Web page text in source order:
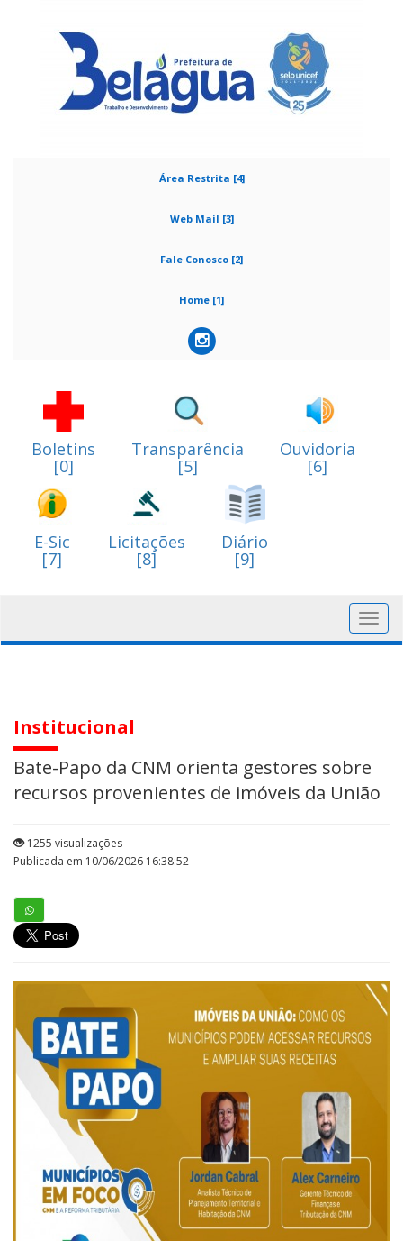
Área Restrita [4]
Web Mail [3]
Fale Conosco [2]
Home [1]
Boletins
[0]
Transparência
[5]
Ouvidoria
[6]
E-Sic
[7]
Licitações
[8]
Diário
[9]
Institucional
Bate-Papo da CNM orienta gestores sobre
recursos provenientes de imóveis da União
1255 visualizações
Publicada em 10/06/2026 16:38:52